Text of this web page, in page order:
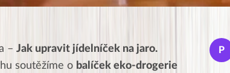
– Jak upravit jídelníček na jaro.
soutěžíme o balíček eko-drogerie
J
Jana
P